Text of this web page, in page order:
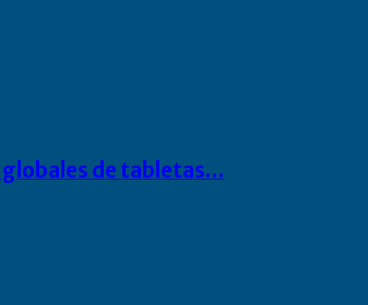
globales de tabletas…